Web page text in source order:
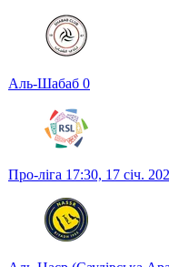
Аль-Шабаб 0
Про-ліга 17:30, 17 січ.